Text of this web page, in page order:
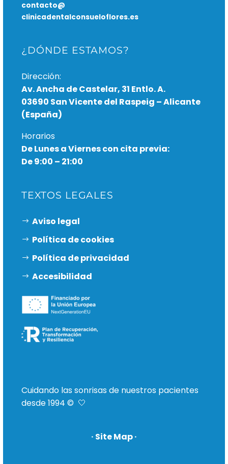
contacto@
clinicadentalconsueloflores.es
¿DÓNDE ESTAMOS?
Dirección:
Av. Ancha de Castelar, 31 Entlo. A.
03690 San Vicente del Raspeig – Alicante
(España)
Horarios
De Lunes a Viernes con cita previa:
De 9:00 – 21:00
TEXTOS LEGALES
Aviso legal
Política de cookies
Política de privacidad
Accesibilidad
Cuidando las sonrisas de nuestros pacientes
desde 1994 © 🤍
· Site Map ·